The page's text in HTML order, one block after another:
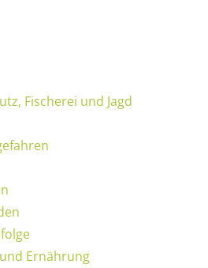
Fischerei und Jagd
Ernährung